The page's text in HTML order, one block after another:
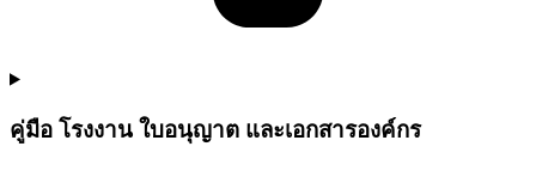
คู่มือ โรงงาน ใบอนุญาต และเอกสารองค์กร